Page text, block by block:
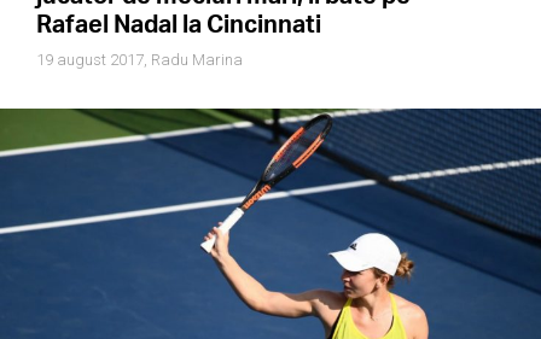
Rafael Nadal la Cincinnati
19 august 2017, Radu Marina